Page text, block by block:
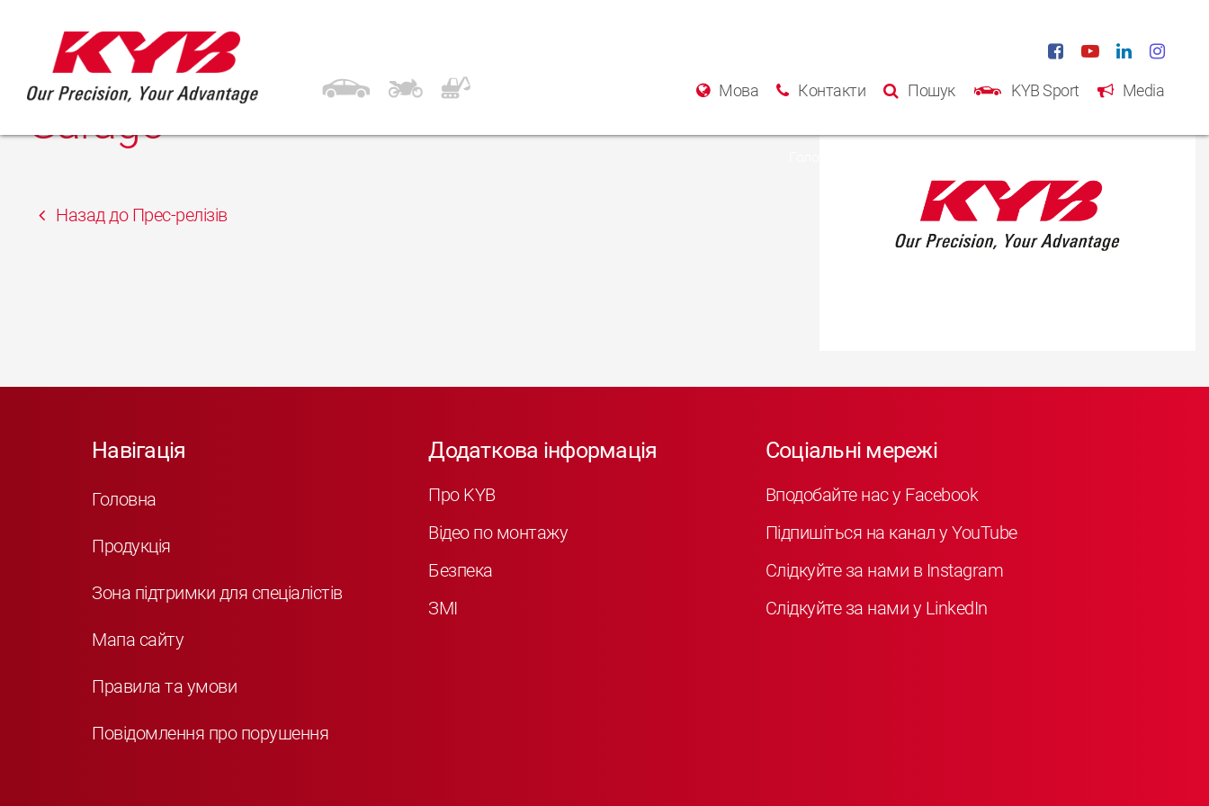
Мова Контакти Пошук KYB Sport Media
Автопланета Житомир Specialist
Garage
Назад до Прес-релізів
Навігація
Головна
Продукція
Зона підтримки для спеціалістів
Мапа сайту
Правила та умови
Повідомлення про порушення
Додаткова інформація
Про KYB
Відео по монтажу
Безпека
ЗМІ
Соціальні мережі
Вподобайте нас у Facebook
Підпишіться на канал у YouTube
Слідкуйте за нами в Instagram
Слідкуйте за нами у LinkedIn